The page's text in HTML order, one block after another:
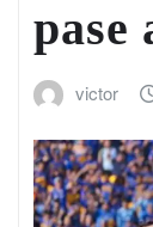
pase
victor